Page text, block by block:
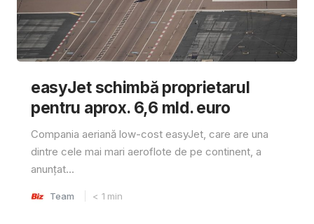
easyJet schimbă proprietarul
pentru aprox. 6,6 mld. euro
Compania aeriană low-cost easyJet, care are una
dintre cele mai mari aeroflote de pe continent, a
anunțat...
Team < 1 min